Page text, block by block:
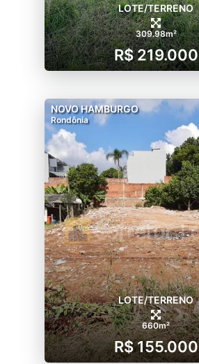
LOTE/TERRENO
309.98m²
R$ 219.000
NOVO HAMBURGO
Rondônia
LOTE/TERRENO
660m²
R$ 155.000